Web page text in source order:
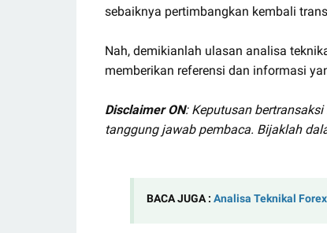
sebaiknya pertimbangkan kembali
Nah, demikianlah ulasan analisa
memberikan referensi dan informasi
Disclaimer ON: Keputusan
tanggung jawab pembaca. Bijaklah
BACA JUGA : Analisa Teknikal